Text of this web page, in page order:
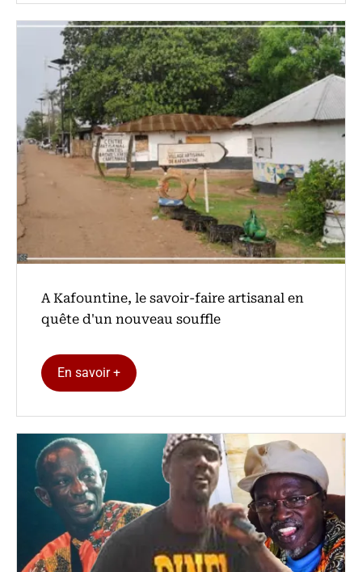
A Kafountine, le savoir-faire artisanal en
quête d'un nouveau souffle
En savoir +